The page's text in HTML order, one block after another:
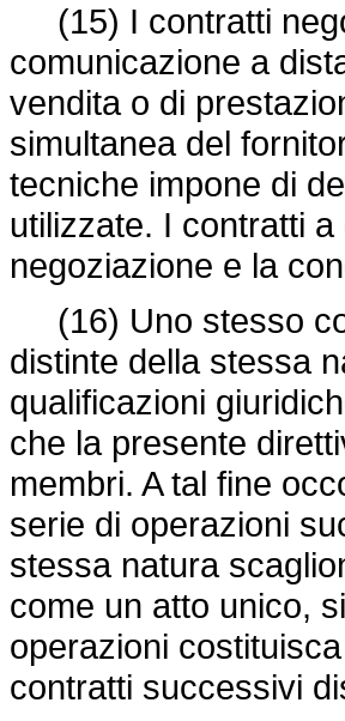
(15) I contratti
comunicazione a
vendita o di
simultanea del
tecniche impone di
utilizzate. I contratti
negoziazione e la
(16) Uno stesso
distinte della stessa
qualificazioni
che la presente
membri. A tal fine
serie di operazioni
stessa natura
come un atto unico,
operazioni
contratti successivi